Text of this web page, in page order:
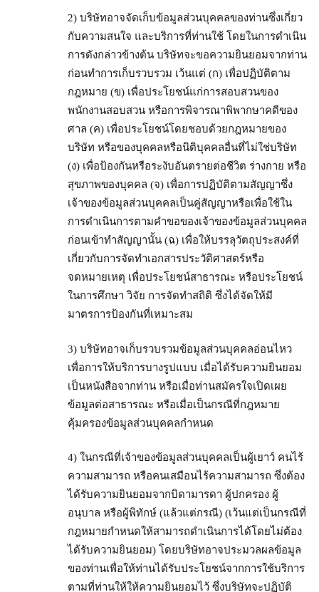
2) บริษัทอาจจัดเก็บข้อมูลส่วนบุคคลของท่านซึ่งเกี่ยว
กับความสนใจ และบริการที่ท่านใช้ โดยในการดำเนิน
การดังกล่าวข้างต้น บริษัทจะขอความยินยอมจากท่าน
ก่อนทำการเก็บรวบรวม เว้นแต่ (ก) เพื่อปฏิบัติตาม
กฎหมาย (ข) เพื่อประโยชน์แก่การสอบสวนของ
พนักงานสอบสวน หรือการพิจารณาพิพากษาคดีของ
ศาล (ค) เพื่อประโยชน์โดยชอบด้วยกฎหมายของ
บริษัท หรือของบุคคลหรือนิติบุคคลอื่นที่ไม่ใช่บริษัท
(ง) เพื่อป้องกันหรือระงับอันตรายต่อชีวิต ร่างกาย หรือ
สุขภาพของบุคคล (จ) เพื่อการปฏิบัติตามสัญญาซึ่ง
เจ้าของข้อมูลส่วนบุคคลเป็นคู่สัญญาหรือเพื่อใช้ใน
การดำเนินการตามคำขอของเจ้าของข้อมูลส่วนบุคคล
ก่อนเข้าทำสัญญานั้น (ฉ) เพื่อให้บรรลุวัตถุประสงค์ที่
เกี่ยวกับการจัดทำเอกสารประวัติศาสตร์หรือ
จดหมายเหตุ เพื่อประโยชน์สาธารณะ หรือประโยชน์
ในการศึกษา วิจัย การจัดทำสถิติ ซึ่งได้จัดให้มี
มาตรการป้องกันที่เหมาะสม
3) บริษัทอาจเก็บรวบรวมข้อมูลส่วนบุคคลอ่อนไหว
เพื่อการให้บริการบางรูปแบบ เมื่อได้รับความยินยอม
เป็นหนังสือจากท่าน หรือเมื่อท่านสมัครใจเปิดเผย
ข้อมูลต่อสาธารณะ หรือเมื่อเป็นกรณีที่กฎหมาย
คุ้มครองข้อมูลส่วนบุคคลกำหนด
4) ในกรณีที่เจ้าของข้อมูลส่วนบุคคลเป็นผู้เยาว์ คนไร้
ความสามารถ หรือคนเสมือนไร้ความสามารถ ซึ่งต้อง
ได้รับความยินยอมจากบิดามารดา ผู้ปกครอง ผู้
อนุบาล หรือผู้พิทักษ์ (แล้วแต่กรณี) (เว้นแต่เป็นกรณีที่
กฎหมายกำหนดให้สามารถดำเนินการได้โดยไม่ต้อง
ได้รับความยินยอม) โดยบริษัทอาจประมวลผลข้อมูล
ของท่านเพื่อให้ท่านได้รับประโยชน์จากการใช้บริการ
ตามที่ท่านให้ให้ความยินยอมไว้ ซึ่งบริษัทจะปฏิบัติ